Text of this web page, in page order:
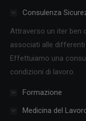
windowwindow
Consulenza
Attraverso un iter ben
associati alle
Effettuiamo una
condizioni di lavoro.
Formazione
Medicina del